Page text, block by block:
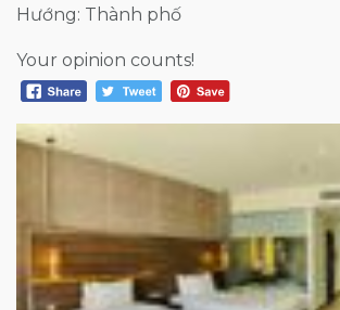
Hướng: Thành phố
Your opinion counts!